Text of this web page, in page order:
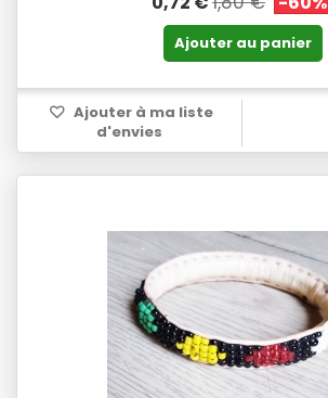
Ajouter au panier
Ajouter à ma liste
d'envies